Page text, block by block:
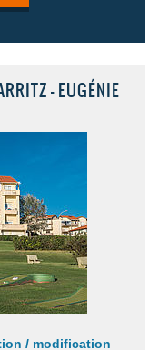
- EUGÉNIE
/ modification